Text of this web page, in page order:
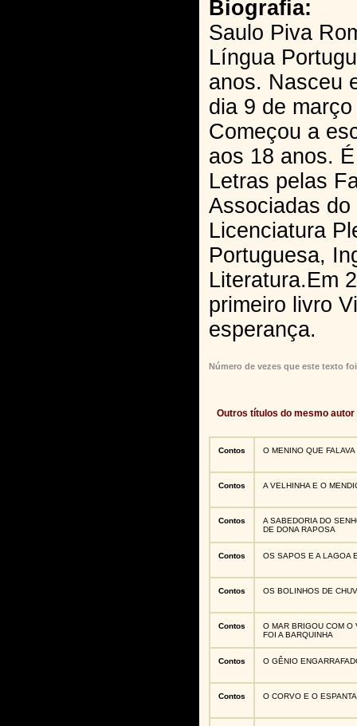
Biografia:
Saulo Piva
Língua
anos. Nasceu
dia 9 de
Começou a
aos 18 anos.
Letras pelas
Associadas
Licenciatura
Portuguesa,
Literatura.Em
primeiro livro
esperança.
Número de vezes que este texto
Outros títulos do mesmo autor
Contos O MENINO QUE
Contos A VELHINHA E O
Contos
A SABEDORIA DO
DE DONA RAPOSA
Contos OS SAPOS E A LAGOA
Contos OS BOLINHOS DE
Contos
O MAR BRIGOU COM O
FOI A BARQUINHA
Contos O GÊNIO
Contos O CORVO E O